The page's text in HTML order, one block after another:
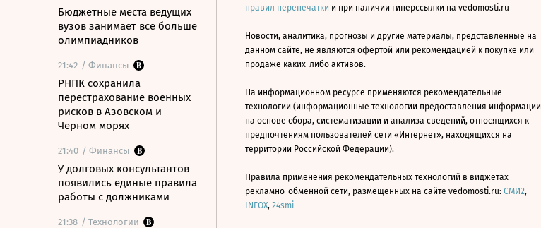
Бюджетные места ведущих
вузов занимает все больше
олимпиадников
21:42 / Финансы
РНПК сохранила
перестрахование военных
рисков в Азовском и
Черном морях
21:40 / Финансы
У долговых консультантов
появились единые правила
работы с должниками
21:38 / Технологии
правил перепечатки и при наличии гиперссылки на vedomosti.ru
Новости, аналитика, прогнозы и другие материалы, представленные на
данном сайте, не являются офертой или рекомендацией к покупке или
продаже каких-либо активов.
На информационном ресурсе применяются рекомендательные
технологии (информационные технологии предоставления информации
на основе сбора, систематизации и анализа сведений, относящихся к
предпочтениям пользователей сети «Интернет», находящихся на
территории Российской Федерации).
Правила применения рекомендательных технологий в виджетах
рекламно-обменной сети, размещенных на сайте vedomosti.ru: СМИ2,
INFOX, 24smi